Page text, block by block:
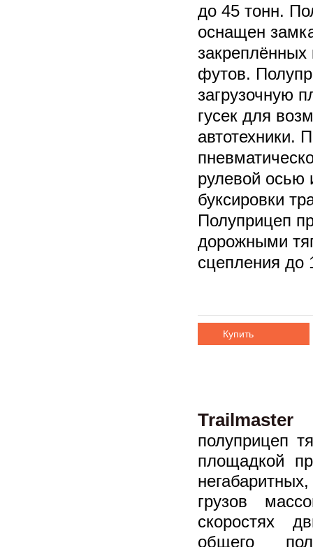
до 45 тонн.
оснащен
закреплённых
футов.
загрузочную
гусек для
автотехники.
рулевой осью
буксировки
Полуприцеп
дорожными
сцепления
Купить
полуприцеп
площадкой
грузов
скоростях
общего